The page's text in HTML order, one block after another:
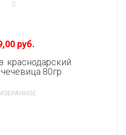
руб.
краснодарский
80гр
ИЗБРАННОЕ